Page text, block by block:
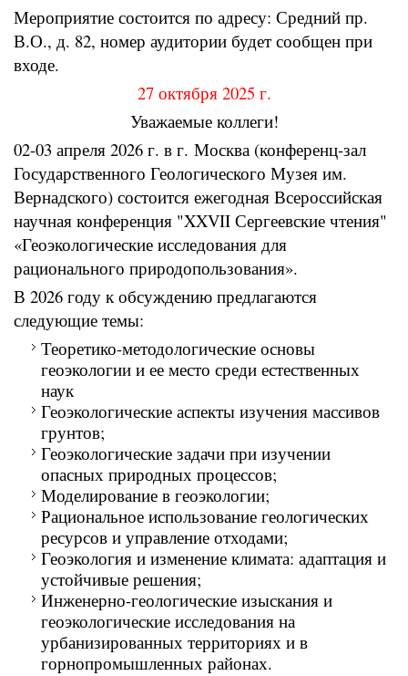
Мероприятие состоится по адресу: Средний пр.
В.О., д. 82, номер аудитории будет сообщен при
входе.
27 октября 2025 г.
Уважаемые коллеги!
02-03 апреля 2026 г. в г. Москва (конференц-зал
Государственного Геологического Музея им.
Вернадского) состоится ежегодная Всероссийская
научная конференция "XXVII Сергеевские чтения"
«Геоэкологические исследования для
рационального природопользования».
В 2026 году к обсуждению предлагаются
следующие темы:
Теоретико-методологические основы
геоэкологии и ее место среди естественных
наук
Геоэкологические аспекты изучения массивов
грунтов;
Геоэкологические задачи при изучении
опасных природных процессов;
Моделирование в геоэкологии;
Рациональное использование геологических
ресурсов и управление отходами;
Геоэкология и изменение климата: адаптация и
устойчивые решения;
Инженерно-геологические изыскания и
геоэкологические исследования на
урбанизированных территориях и в
горнопромышленных районах.